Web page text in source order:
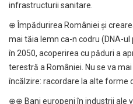
infrastructurii sanitare.
⊕ Împădurirea României și
mai tăia lemn ca-n codru (DNA-
în 2050, acoperirea cu păduri a
terestră a României. Nu se va
încălzire: racordare la alte forme
⊕⊕ Bani europeni în industrii ale